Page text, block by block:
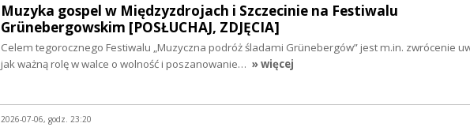
Muzyka gospel w Międzyzdrojach i Szczecinie na Festiwalu
Grünebergowskim [POSŁUCHAJ, ZDJĘCIA]
Celem tegorocznego Festiwalu „Muzyczna podróż śladami Grünebergów” jest m.in. zwrócenie
jak ważną rolę w walce o wolność i poszanowanie… » więcej
2026-07-06, godz. 23:20